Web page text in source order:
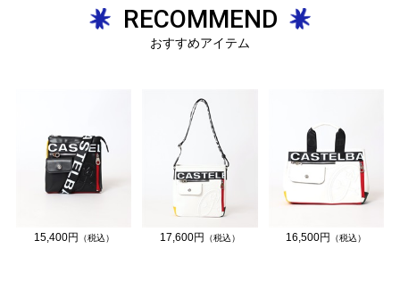
RECOMMEND
おすすめアイテム
15,400円 （税込） 17,600円 （税込） 16,500円 （税込）